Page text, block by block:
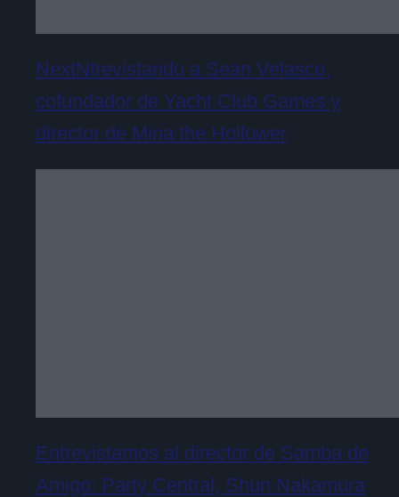
NextNtrevistando a Sean Velasco,
cofundador de Yacht Club Games y
director de Mina the Hollower
Entrevistamos al director de Samba de
Amigo: Party Central, Shun Nakamura